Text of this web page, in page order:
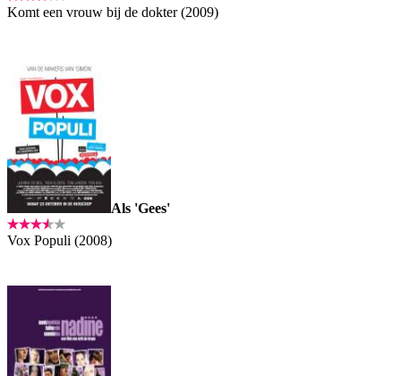
Komt een vrouw bij de dokter (2009)
Als 'Gees'
Vox Populi (2008)